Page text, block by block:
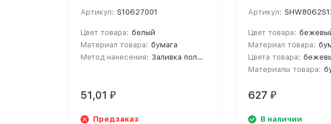
Артикул: S10627001
Цвет товара: белый
Материал товара: бумага
Метод нанесения: Заливка полимерной смолой; Тампопечать
51,01 ₽
Предзаказ
Артикул:
Цвет товара:
Материал товара:
Цвета товара:
Материалы товара:
627 ₽
В наличии